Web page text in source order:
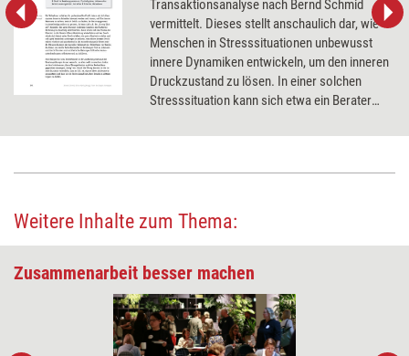
Transaktionsanalyse nach Bernd Schmid
vermittelt. Dieses stellt anschaulich dar, wie
Menschen in Stresssituationen unbewusst
innere Dynamiken entwickeln, um den inneren
Druckzustand zu lösen. In einer solchen
Stresssituation kann sich etwa ein Berater
befinden.
Weitere Inhalte zum Thema:
Zusammenarbeit besser machen